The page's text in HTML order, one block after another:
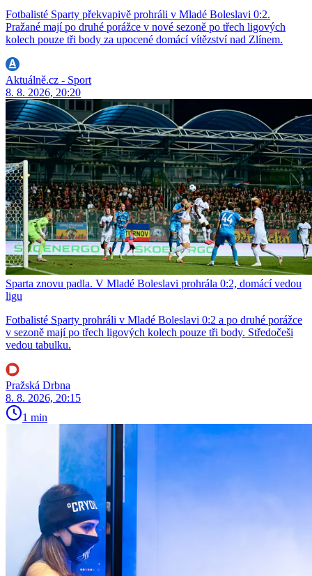
Fotbalisté Sparty překvapivě prohráli v Mladé Boleslavi 0:2.
Pražané mají po druhé porážce v nové sezoně po třech ligových
kolech pouze tři body za upocené domácí vítězství nad Zlínem.
Aktuálně.cz - Sport
8. 8. 2026, 20:20
Sparta znovu padla. V Mladé Boleslavi prohrála 0:2, domácí vedou
ligu
Fotbalisté Sparty prohráli v Mladé Boleslavi 0:2 a po druhé porážce
v sezoně mají po třech ligových kolech pouze tři body. Středočeši
vedou tabulku.
Pražská Drbna
8. 8. 2026, 20:15
1 min